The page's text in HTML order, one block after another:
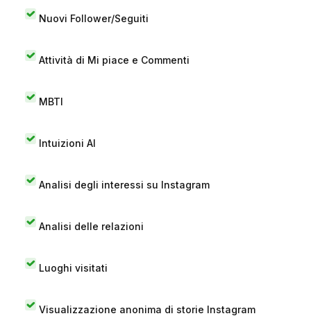
Nuovi Follower/Seguiti
Attività di Mi piace e Commenti
MBTI
Intuizioni AI
Analisi degli interessi su Instagram
Analisi delle relazioni
Luoghi visitati
Visualizzazione anonima di storie Instagram